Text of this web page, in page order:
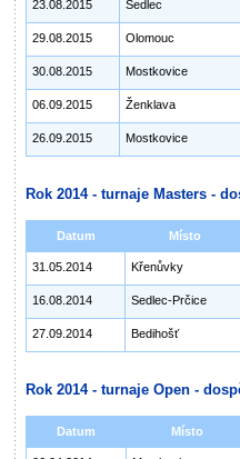
23.08.2015 Sedlec
29.08.2015 Olomouc
30.08.2015 Mostkovice
06.09.2015 Ženklava
26.09.2015 Mostkovice
Rok 2014 - turnaje Masters -
Datum Místo
31.05.2014 Křenůvky
16.08.2014 Sedlec-Prčice
27.09.2014 Bedihošť
Rok 2014 - turnaje Open -
Datum Místo